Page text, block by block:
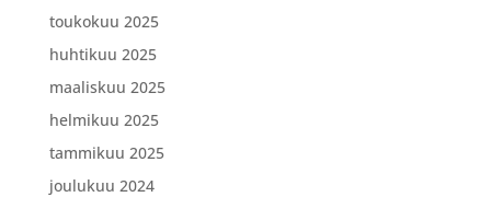
toukokuu 2025
huhtikuu 2025
maaliskuu 2025
helmikuu 2025
tammikuu 2025
joulukuu 2024